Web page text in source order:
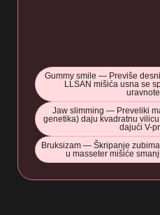
Gummy smile — Previše
LLSAN mišića usna se
Jaw slimming — Preveliki
genetika) daju kvadratnu
dajući V-
Bruksizam — Škripanje
u masseter mišiće